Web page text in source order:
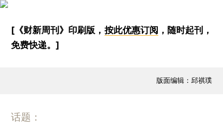
[《财新周刊》印刷版， 按此优惠订阅 ，随时起刊，
免费快递。]
版面编辑：邱祺璞
话题：